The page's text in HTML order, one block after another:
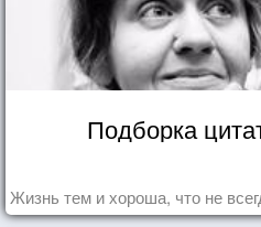
Подборка
Жизнь тем и хороша, что не